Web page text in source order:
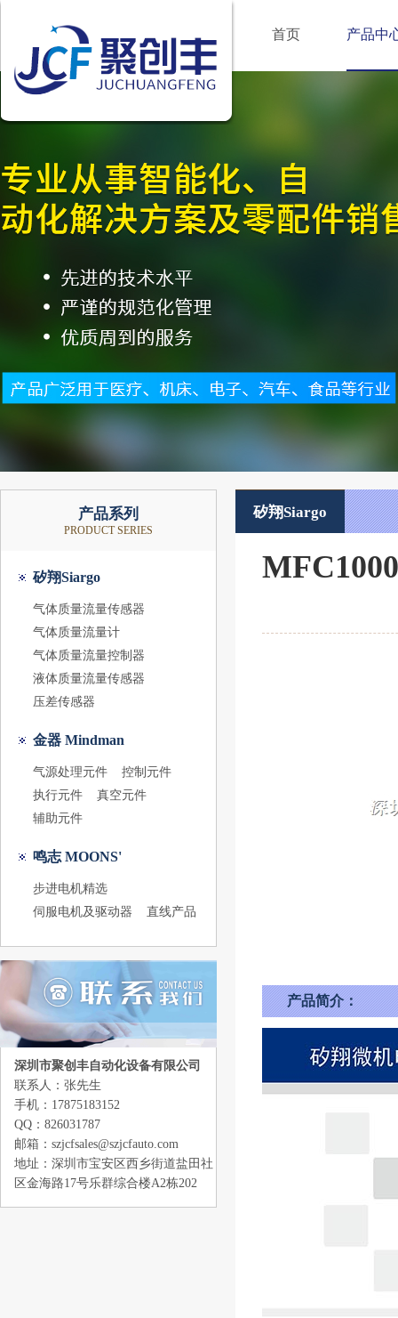
首页 产品中
产品系列
PRODUCT SERIES
矽翔Siargo
气体质量流量传感器
气体质量流量计
气体质量流量控制器
液体质量流量传感器
压差传感器
金器 Mindman
气源处理元件
控制元件
执行元件
真空元件
辅助元件
鸣志 MOONS'
步进电机精选
伺服电机及驱动器
直线产品
深圳市聚创丰自动化设备有限公司
联系人：张先生
手机：17875183152
QQ：826031787
邮箱：szjcfsales@szjcfauto.com
地址：深圳市宝安区西乡街道盐田社
区金海路17号乐群综合楼A2栋202
矽翔Siargo
产品简介：